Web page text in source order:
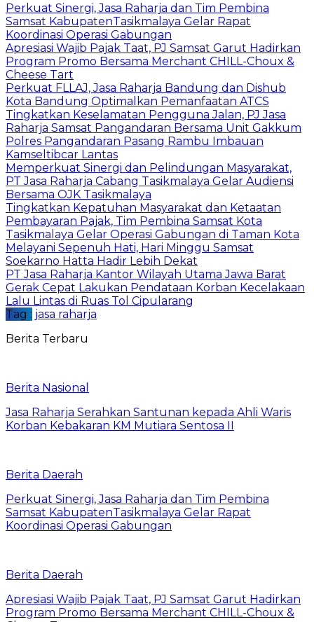
Perkuat Sinergi, Jasa Raharja dan Tim Pembina
Samsat KabupatenTasikmalaya Gelar Rapat
Koordinasi Operasi Gabungan
Apresiasi Wajib Pajak Taat, PJ Samsat Garut Hadirkan
Program Promo Bersama Merchant CHILL-Choux &
Cheese Tart
Perkuat FLLAJ, Jasa Raharja Bandung dan Dishub
Kota Bandung Optimalkan Pemanfaatan ATCS
Tingkatkan Keselamatan Pengguna Jalan, PJ Jasa
Raharja Samsat Pangandaran Bersama Unit Gakkum
Polres Pangandaran Pasang Rambu Imbauan
Kamseltibcar Lantas
Memperkuat Sinergi dan Pelindungan Masyarakat,
PT Jasa Raharja Cabang Tasikmalaya Gelar Audiensi
Bersama OJK Tasikmalaya
Tingkatkan Kepatuhan Masyarakat dan Ketaatan
Pembayaran Pajak, Tim Pembina Samsat Kota
Tasikmalaya Gelar Operasi Gabungan di Taman Kota
Melayani Sepenuh Hati, Hari Minggu Samsat
Soekarno Hatta Hadir Lebih Dekat
PT Jasa Raharja Kantor Wilayah Utama Jawa Barat
Gerak Cepat Lakukan Pendataan Korban Kecelakaan
Lalu Lintas di Ruas Tol Cipularang
Tag : jasa raharja
Berita Terbaru
Berita Nasional
Jasa Raharja Serahkan Santunan kepada Ahli Waris
Korban Kebakaran KM Mutiara Sentosa II
Berita Daerah
Perkuat Sinergi, Jasa Raharja dan Tim Pembina
Samsat KabupatenTasikmalaya Gelar Rapat
Koordinasi Operasi Gabungan
Berita Daerah
Apresiasi Wajib Pajak Taat, PJ Samsat Garut Hadirkan
Program Promo Bersama Merchant CHILL-Choux &